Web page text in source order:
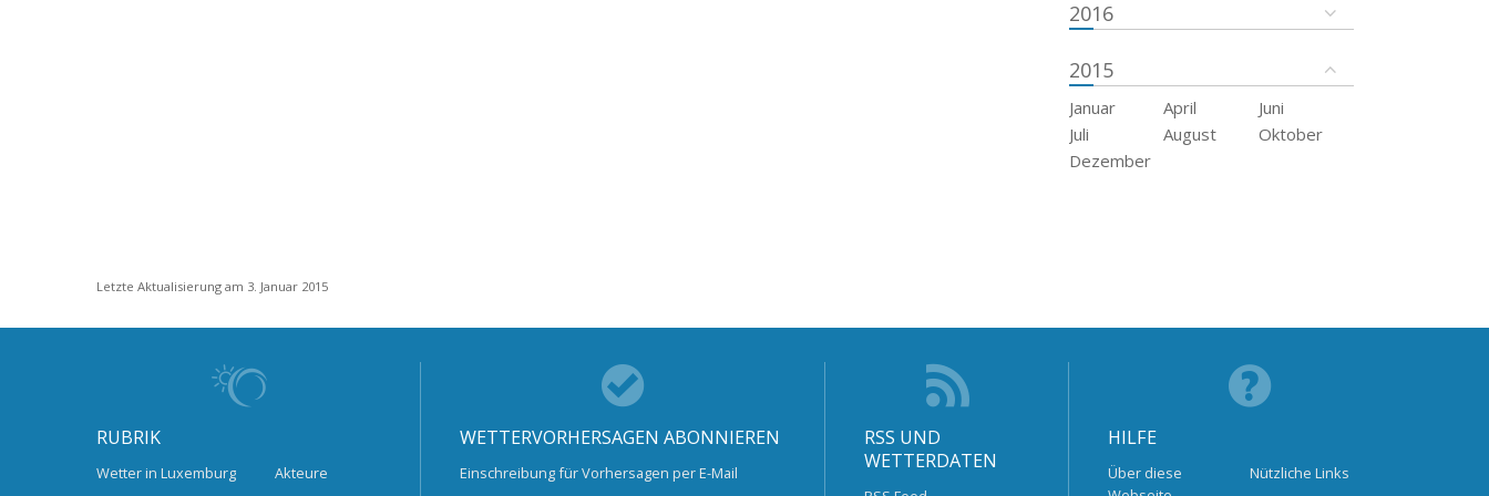
2016
2015
Januar April
Juni
Juli
August
Oktober
Dezember
Letzte Aktualisierung am 3. Januar 2015
RUBRIK
Wetter in Luxemburg Akteure
WETTERVORHERSAGEN ABONNIEREN
Einschreibung für Vorhersagen per E-Mail
RSS UND
WETTERDATEN
HILFE
Über diese
Nützliche Links